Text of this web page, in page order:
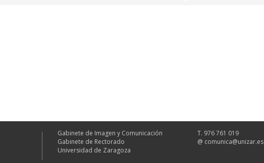
Gabinete de Imagen y Comunicación
Gabinete de Rectorado
Universidad de Zaragoza
T. 976 761 019
@ comunica@unizar.es